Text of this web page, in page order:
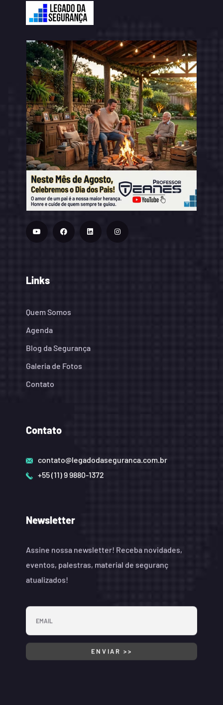
Links
Quem Somos
Agenda
Blog da Segurança
Galeria de Fotos
Contato
Contato
contato@legadodaseguranca.com.br
+55 (11) 9 9880-1372
Newsletter
Assine nossa newsletter! Receba novidades,
eventos, palestras, material de seguranç
atualizados!